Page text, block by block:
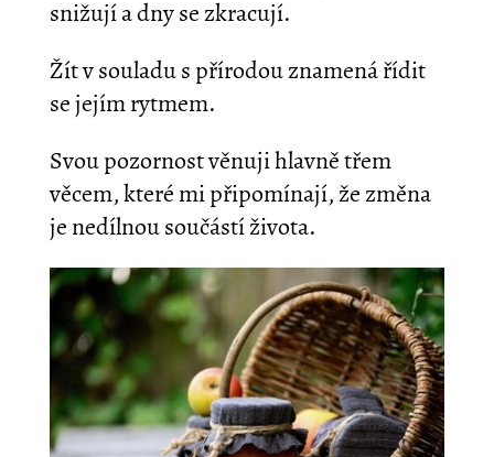
snižují a dny se zkracují.
Žít v souladu s přírodou znamená řídit
se jejím rytmem.
Svou pozornost věnuji hlavně třem
věcem, které mi připomínají, že změna
je nedílnou součástí života.